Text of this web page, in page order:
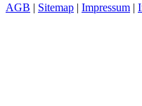
AGB | Sitemap | Impressum |